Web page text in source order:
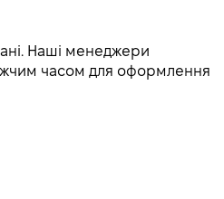
Наші менеджери
часом для оформлення